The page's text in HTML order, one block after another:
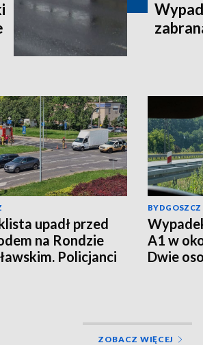
upadł przed
na Rondzie
Policjanci
BYDGOSZCZ
A1 w
Dwie
ZOBACZ WIĘCEJ